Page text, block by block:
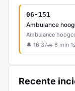
06-151
Ambulance
Ambulance
🔔 16:37🚗 6 min 1s
Recente